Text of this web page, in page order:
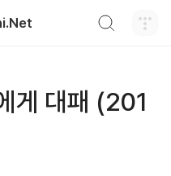
게 대패 (201